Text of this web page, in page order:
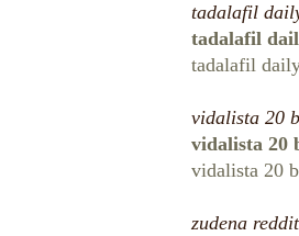
tadalafil
tadalafil
tadalafil
vidalista 20
vidalista 20
vidalista 20
zudena reddit